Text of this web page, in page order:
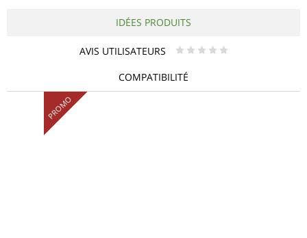
IDÉES PRODUITS
AVIS UTILISATEURS * * * * *
COMPATIBILITÉ